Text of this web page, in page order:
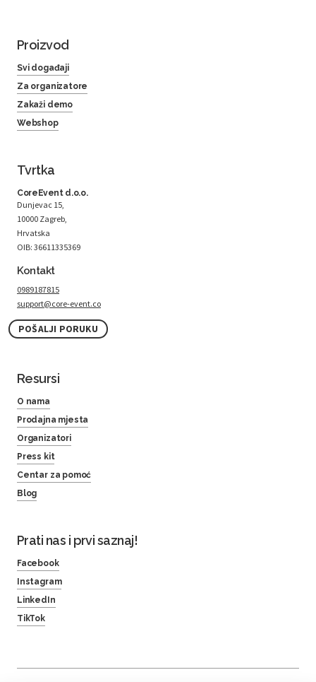
Proizvod
Svi događaji
Za organizatore
Zakaži demo
Webshop
Tvrtka
CoreEvent d.o.o.
Dunjevac 15,
10000 Zagreb,
Hrvatska
OIB: 36611335369
Kontakt
0989187815
support@core-event.co
POŠALJI PORUKU
Resursi
O nama
Prodajna mjesta
Organizatori
Press kit
Centar za pomoć
Blog
Prati nas i prvi saznaj!
Facebook
Instagram
LinkedIn
TikTok